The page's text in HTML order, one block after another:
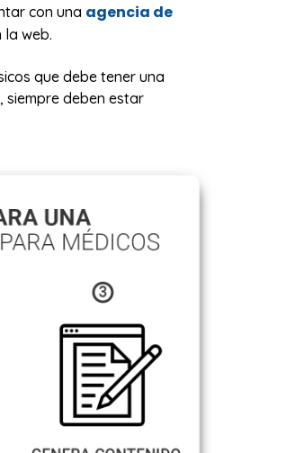
con una agencia de
web.
que debe tener una
siempre deben estar